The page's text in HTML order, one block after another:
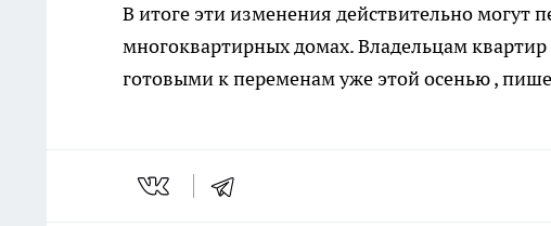
В итоге эти изменения действительно могут
многоквартирных домах. Владельцам
готовыми к переменам уже этой осенью,